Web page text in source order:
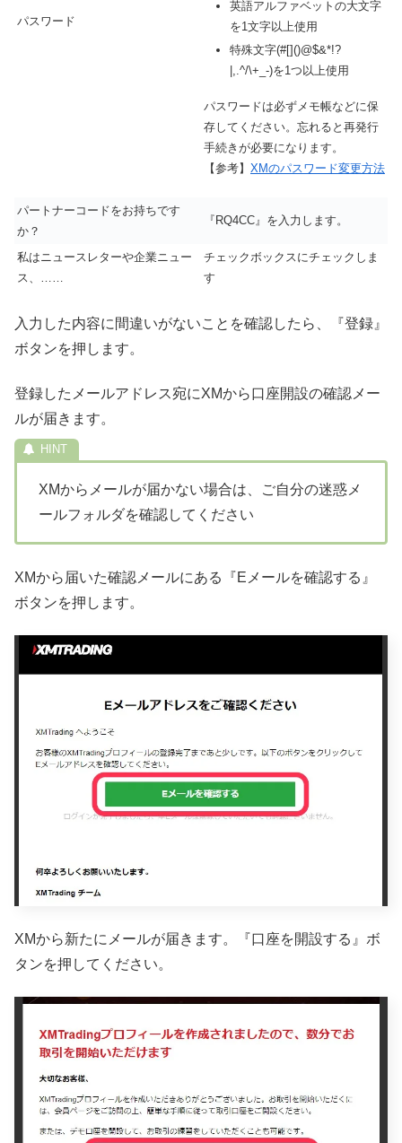
パスワード
英語アルファベットの大文字
を1文字以上使用
特殊文字(#[]()@$&*!?
|,.^/\+_-)を1つ以上使用
パスワードは必ずメモ帳などに保
存してください。忘れると再発行
手続きが必要になります。
【参考】 XMのパスワード変更方法
パートナーコードをお持ちです
か？
『RQ4CC』を入力します。
私はニュースレターや企業ニュー
ス、……
チェックボックスにチェックしま
す
入力した内容に間違いがないことを確認したら、『登録』
ボタンを押します。
登録したメールアドレス宛にXMから口座開設の確認メー
ルが届きます。
XMからメールが届かない場合は、ご自分の迷惑メ
ールフォルダを確認してください
XMから届いた確認メールにある『Eメールを確認する』
ボタンを押します。
XMから新たにメールが届きます。『口座を開設する』ボ
タンを押してください。